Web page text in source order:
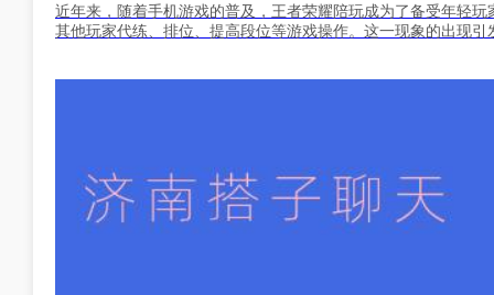
近年来，随着手机游戏的普及，王者荣耀陪玩成为了备受年轻
其他玩家代练、排位、提高段位等游戏操作。这一现象的出现